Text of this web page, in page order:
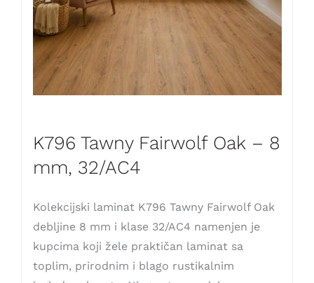
K796 Tawny Fairwolf Oak – 8
mm, 32/AC4
Kolekcijski laminat K796 Tawny Fairwolf Oak
debljine 8 mm i klase 32/AC4 namenjen je
kupcima koji žele praktičan laminat sa
toplim, prirodnim i blago rustikalnim